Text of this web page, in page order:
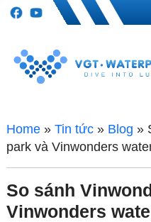
Home» Tin tức» Blog »
park và Vinwonders
So sánh
Vinwonders